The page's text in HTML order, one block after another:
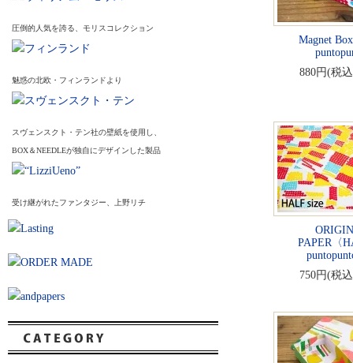
圧倒的人気を誇る、モリスコレクション
魅惑の北欧・フィンランドより
スヴェンスクト・テン社の壁紙を使用し、
BOX＆NEEDLEが独自にデザインした製品
受け継がれたファンタジー、上野リチ
Magnet
880円(税
PAPER〈
750円(税